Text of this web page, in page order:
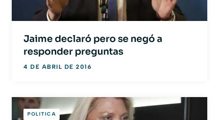
Jaime declaró pero se negó a
responder preguntas
4 DE ABRIL DE 2016
POLITICA